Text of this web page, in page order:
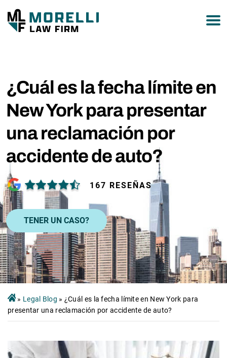
¿Cuál es la fecha límite en
New York para presentar
una reclamación por
accidente de auto?
167 RESEÑAS
TENER UN CASO?
» Legal Blog » ¿Cuál es la fecha límite en New York para
presentar una reclamación por accidente de auto?